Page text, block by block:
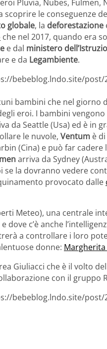
Pluvia, Nubes, Fulmen,
le conseguenze
globale, la deforestazione
che nel 2017, quando era
e dal ministero
e da Legambiente.
bebeblog.lndo.site/
bambini che nel
eroi. I bambini
da Seattle (Usa) ed è in
le nuvole, Ventum è
(Cina) e può far cadere
arriva da Sydney
la dovranno vedere
provocato dalle
Meteo), una centrale
dove c’è anche
a controllare i loro
donne: Margherita
Giuliacci che è il volto
con il gruppo
bebeblog.lndo.site/